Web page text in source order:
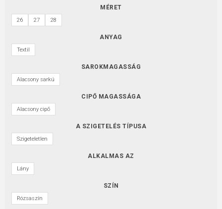
MÉRET
26 27 28
ANYAG
Textil
SAROKMAGASSÁG
Alacsony sarkú
CIPŐ MAGASSÁGA
Alacsony cipő
A SZIGETELÉS TÍPUSA
Szigeteletlen
ALKALMAS AZ
Lány
SZÍN
Rózsaszín